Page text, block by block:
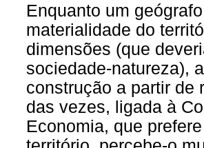
Enquanto um
materialidade do
dimensões (que
sociedade-natureza),
construção a partir de
das vezes, ligada à
Economia, que